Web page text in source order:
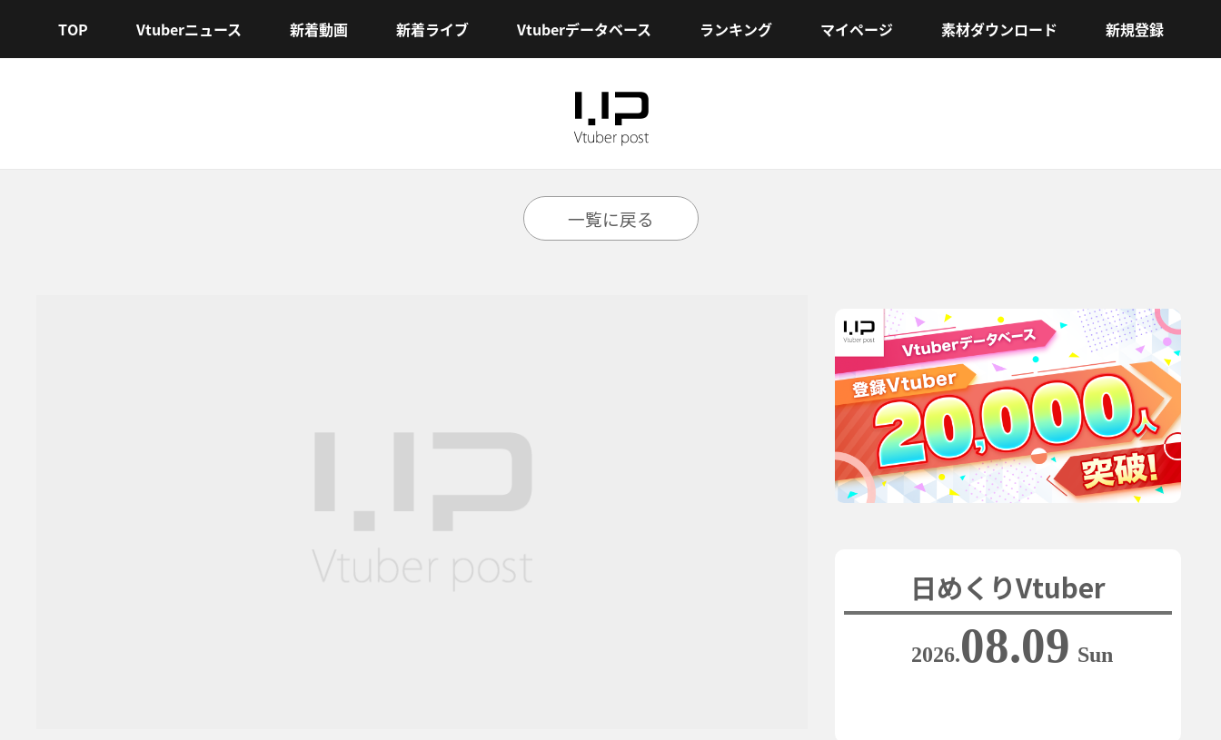
TOP Vtuberニュース 新着動画 新着ライブ Vtuberデータベース ランキング マイページ 素材ダウンロード 新規登録
一覧に戻る
日めくりVtuber
2026.08.09 Sun